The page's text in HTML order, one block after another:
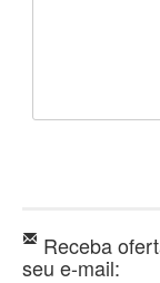
Receba
seu e-mail: